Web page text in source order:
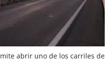
abrir uno de los carriles de